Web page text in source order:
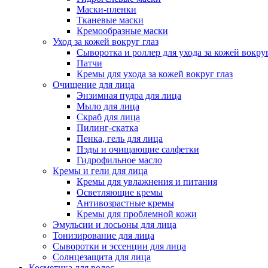
Маски-пленки
Тканевые маски
Кремообразные маски
Уход за кожей вокруг глаз
Сыворотка и роллер для ухода за кожей
Патчи
Кремы для ухода за кожей вокруг глаз
Очищение для лица
Энзимная пудра для лица
Мыло для лица
Скраб для лица
Пилинг-скатка
Пенка, гель для лица
Пэды и очищающие салфетки
Гидрофильное масло
Кремы и гели для лица
Кремы для увлажнения и питания
Осветляющие кремы
Антивозрастные кремы
Кремы для проблемной кожи
Эмульсии и лосьоны для лица
Тонизирование для лица
Сыворотки и эссенции для лица
Солнцезащита для лица